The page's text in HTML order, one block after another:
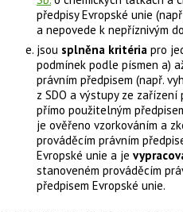
předpisy Evropské unie
a nepovede k nepříznivým
jsou splněna kritéria pro
podmínek podle písmen a)
právním předpisem (např.
z SDO a výstupy ze zařízení
přímo použitelným
je ověřeno vzorkováním a
prováděcím právním
Evropské unie a je
stanoveném prováděcím
předpisem Evropské unie.